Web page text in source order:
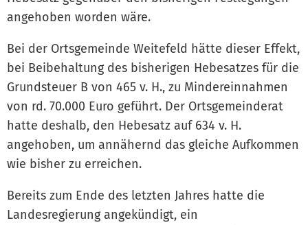
angehoben worden wäre.
Bei der Ortsgemeinde Weitefeld hätte dieser Effekt,
bei Beibehaltung des bisherigen Hebesatzes für die
Grundsteuer B von 465 v. H., zu Mindereinnahmen
von rd. 70.000 Euro geführt. Der Ortsgemeinderat
hatte deshalb, den Hebesatz auf 634 v. H.
angehoben, um annähernd das gleiche Aufkommen
wie bisher zu erreichen.
Bereits zum Ende des letzten Jahres hatte die
Landesregierung angekündigt, ein